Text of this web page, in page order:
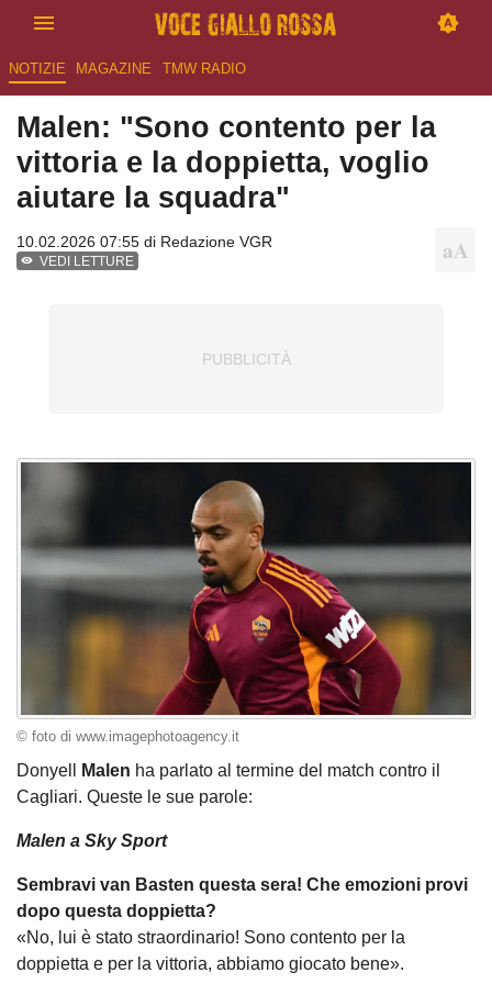
NOTIZIE MAGAZINE TMW RADIO
Malen: "Sono contento per la
vittoria e la doppietta, voglio
aiutare la squadra"
10.02.2026 07:55 di Redazione VGR
VEDI LETTURE
© foto di www.imagephotoagency.it
Donyell Malen ha parlato al termine del match contro il
Cagliari. Queste le sue parole:
Malen a Sky Sport
Sembravi van Basten questa sera! Che emozioni provi
dopo questa doppietta?
«No, lui è stato straordinario! Sono contento per la
doppietta e per la vittoria, abbiamo giocato bene».